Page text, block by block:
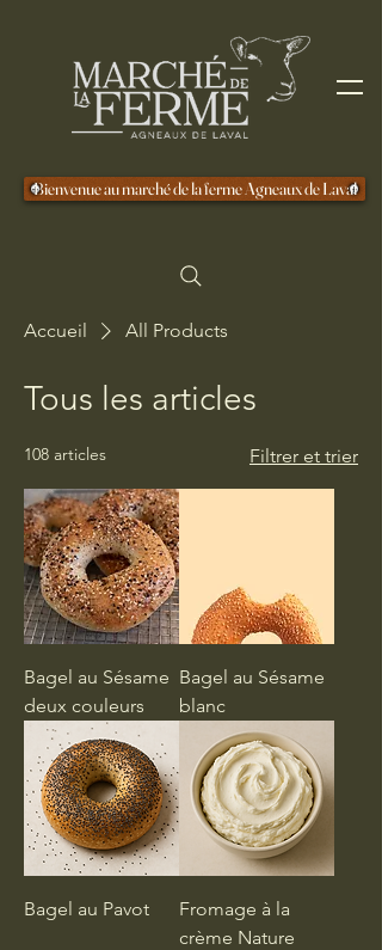
Bienvenue au marché de la ferme Agneaux de Laval
Accueil All Products
Tous les articles
108 articles Filtrer et trier
Bagel au Sésame
deux couleurs
Bagel au Sésame
blanc
Bagel au Pavot
Fromage à la
crème Nature